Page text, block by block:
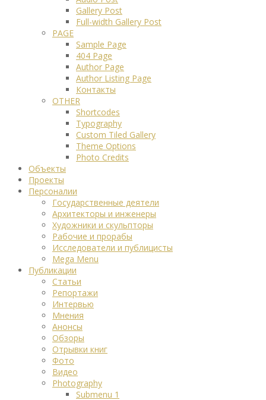
Gallery Post
Full-width Gallery Post
PAGE
Sample Page
404 Page
Author Page
Author Listing Page
Контакты
OTHER
Shortcodes
Typography
Custom Tiled Gallery
Theme Options
Photo Credits
Объекты
Проекты
Персоналии
Государственные деятели
Архитекторы и инженеры
Художники и скульпторы
Рабочие и прорабы
Исследователи и публицисты
Mega Menu
Публикации
Статьи
Репортажи
Интервью
Мнения
Анонсы
Обзоры
Отрывки книг
Фото
Видео
Photography
Submenu 1